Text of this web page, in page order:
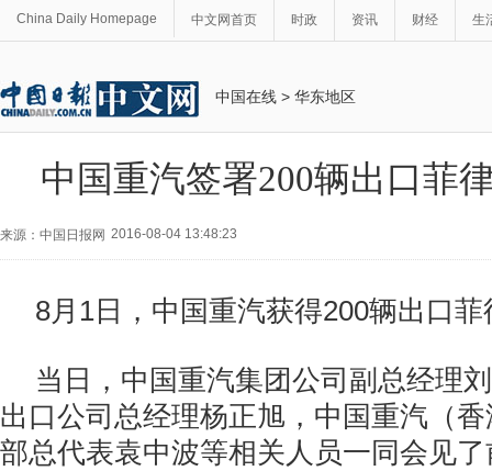
China Daily Homepage 中文网首页 时政 资讯 财经 生
中国在线 > 华东地区
中国重汽签署200辆出口菲
来源：中国日报网 2016-08-04 13:48:23
8月1日，中国重汽获得200辆出口
当日，中国重汽集团公司副总经理
出口公司总经理杨正旭，中国重汽（
部总代表袁中波等相关人员一同会见